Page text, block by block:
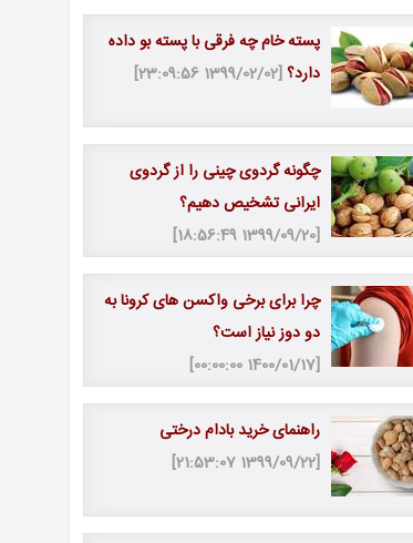
پسته خام چه فرقی با پسته بو داده
دارد؟[1399/02/02 23:09:56]
چگونه گردوی چینی را از گردوی
ایرانی تشخیص دهیم؟
[1399/09/20 18:56:49]
چرا برای برخی واکسن های کرونا به
دو دوز نیاز است؟
[1400/01/17 00:00:00]
راهنمای خرید بادام درختی
[1399/09/22 21:53:07]